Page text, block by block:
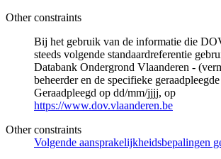
Other constraints
Bij het gebruik van de informatie die
steeds volgende standaardreferentie
Databank Ondergrond Vlaanderen -
beheerder en de specifieke
Geraadpleegd op dd/mm/jjjj, op
https://www.dov.vlaanderen.be
Other constraints
Volgende aansprakelijkheidsbepalingen